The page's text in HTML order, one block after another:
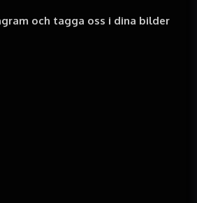
och tagga oss i dina bilder